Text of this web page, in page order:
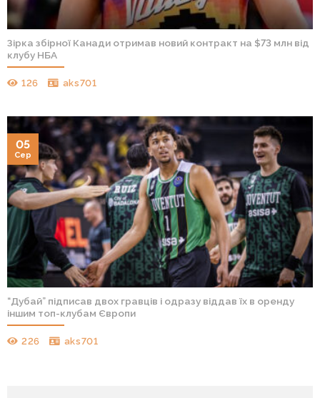
Зірка збірної Канади отримав новий контракт на $73 млн від
клубу НБА
126 aks701
“Дубай” підписав двох гравців і одразу віддав їх в оренду
іншим топ-клубам Європи
226 aks701
05
Сер